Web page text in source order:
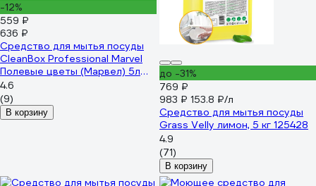
-12%
559 ₽
636 ₽
Средство для мытья посуды
CleanBox Professional Marvel
Полевые цветы (Марвел) 5л
1320518
4.6
(9)
В корзину
до -31%
769 ₽
983 ₽ 153.8 ₽/л
Средство для мытья посуды
Grass Velly лимон, 5 кг 125428
4.9
(71)
В корзину